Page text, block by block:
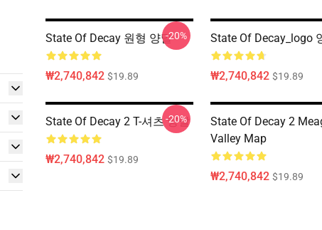
State Of Decay 원형 양말
₩2,740,842 $19.89
-20% State Of Decay_logo
₩2,740,842 $19.89
State Of Decay 2 T-셔츠 양말
₩2,740,842 $19.89
-20%
State Of Decay 2
Valley Map
₩2,740,842 $19.89